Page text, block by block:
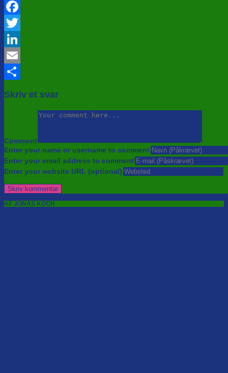
Facebook
Twitter
LinkedIn
Email
Skriv et svar
Comment
Enter your name or username to comment
Enter your email address to comment
Enter your website URL (optional)
AF JONAS KOCH